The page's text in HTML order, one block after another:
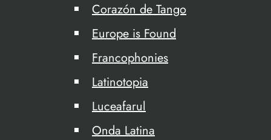
Corazón de Tango
Europe is Found
Francophonies
Latinotopia
Luceafarul
Onda Latina